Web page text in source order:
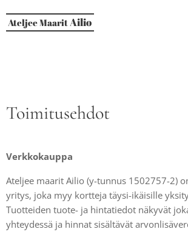
Ateljee MaaritAilio
Toimitusehdot
Verkkokauppa
Ateljee maarit Ailio (y-tunnus 1502757-2)
yritys, joka myy kortteja täysi-ikäisille
Tuotteiden tuote- ja hintatiedot näkyvät
yhteydessä ja hinnat sisältävät